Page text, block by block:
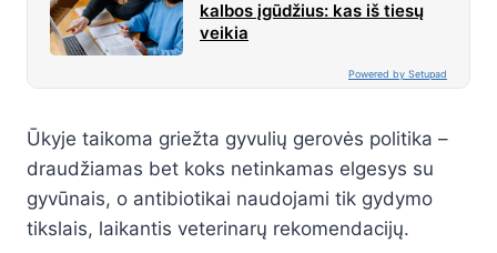
kalbos įgūdžius: kas iš tiesų
veikia
Powered by Setupad
Ūkyje taikoma griežta gyvulių gerovės politika –
draudžiamas bet koks netinkamas elgesys su
gyvūnais, o antibiotikai naudojami tik gydymo
tikslais, laikantis veterinarų rekomendacijų.